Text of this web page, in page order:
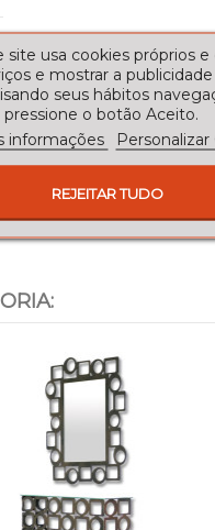
site usa cookies próprios
e mostrar a
seus hábitos
pressione o botão Aceito.
informações
Personalizar
REJEITAR TUDO